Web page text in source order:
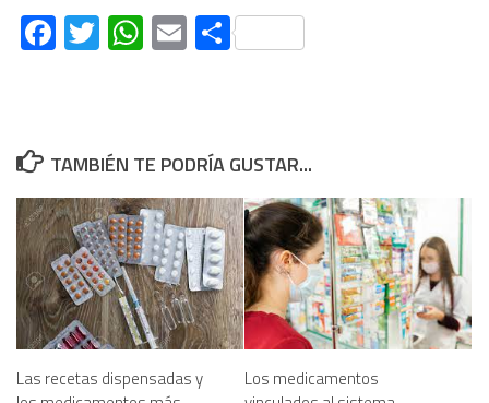
Facebook
Twitter
WhatsApp
EmailCompartir
TAMBIÉN TE PODRÍA GUSTAR...
Las recetas dispensadas y
Los medicamentos